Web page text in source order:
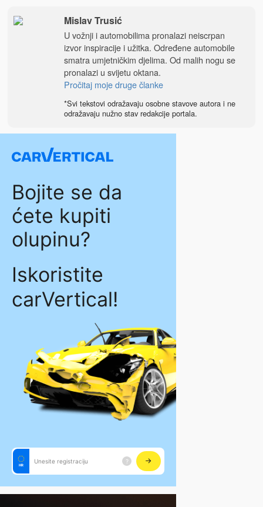
Mislav Trusić
U vožnji i automobilima pronalazi neiscrpan
izvor inspiracije i užitka. Određene automobile
smatra umjetničkim djelima. Od malih nogu se
pronalazi u svijetu oktana.
Pročitaj moje druge članke
*Svi tekstovi odražavaju osobne stavove autora i ne
odražavaju nužno stav redakcije portala.